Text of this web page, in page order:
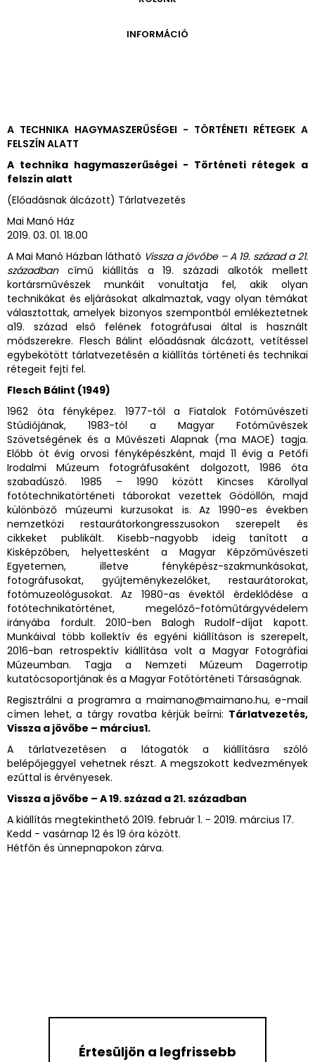
PÉCSI JÓZSEF - A NÉVADÓ
ARCHÍVUM 2014-2018
INFORMÁCIÓ
MEGKÖZELÍTÉS
A TECHNIKA HAGYMASZERŰSÉGEI - TÖRTÉNETI RÉTEGEK A
FELSZÍN ALATT
A technika hagymaszerűségei - Történeti rétegek a
felszín alatt
(Előadásnak álcázott) Tárlatvezetés
Mai Manó Ház
2019. 03. 01. 18.00
A Mai Manó Házban látható Vissza a jövőbe – A 19. század a 21.
századbancímű kiállítás a 19. századi alkotók mellett
kortársművészek munkáit vonultatja fel, akik olyan
technikákat és eljárásokat alkalmaztak, vagy olyan témákat
választottak, amelyek bizonyos szempontból emlékeztetnek
a19. század első felének fotográfusai által is használt
módszerekre. Flesch Bálint előadásnak álcázott, vetítéssel
egybekötött tárlatvezetésén a kiállítás történeti és technikai
rétegeit fejti fel.
Flesch Bálint (1949)
1962 óta fényképez. 1977-től a Fiatalok Fotóművészeti
Stúdiójának, 1983-tól a Magyar Fotóművészek
Szövetségének és a Művészeti Alapnak (ma MAOE) tagja.
Előbb öt évig orvosi fényképészként, majd 11 évig a Petőfi
Irodalmi Múzeum fotográfusaként dolgozott, 1986 óta
szabadúszó. 1985 – 1990 között Kincses Károllyal
fotótechnikatörténeti táborokat vezettek Gödöllőn, majd
különböző múzeumi kurzusokat is. Az 1990-es években
nemzetközi restaurátorkongresszusokon szerepelt és
cikkeket publikált. Kisebb-nagyobb ideig tanított a
Kisképzőben, helyettesként a Magyar Képzőművészeti
Egyetemen, illetve fényképész-szakmunkásokat,
fotográfusokat, gyűjteménykezelőket, restaurátorokat,
fotómuzeológusokat. Az 1980-as évektől érdeklődése a
fotótechnikatörténet, megelőző-fotóműtárgyvédelem
irányába fordult. 2010-ben Balogh Rudolf-díjat kapott.
Munkáival több kollektív és egyéni kiállításon is szerepelt,
2016-ban retrospektív kiállítása volt a Magyar Fotográfiai
Múzeumban. Tagja a Nemzeti Múzeum Dagerrotip
kutatócsoportjának és a Magyar Fotótörténeti Társaságnak.
Regisztrálni a programra a maimano@maimano.hu, e-mail
címen lehet, a tárgy rovatba kérjük beírni: Tárlatvezetés,
Vissza a jövőbe – március1.
A tárlatvezetésen a látogatók a kiállításra szóló
belépőjeggyel vehetnek részt. A megszokott kedvezmények
ezúttal is érvényesek.
Vissza a jövőbe – A 19. század a 21. században
A kiállítás megtekinthető 2019. február 1. - 2019. március 17.
Kedd - vasárnap 12 és 19 óra között.
Hétfőn és ünnepnapokon zárva.
Értesüljön a legfrissebb